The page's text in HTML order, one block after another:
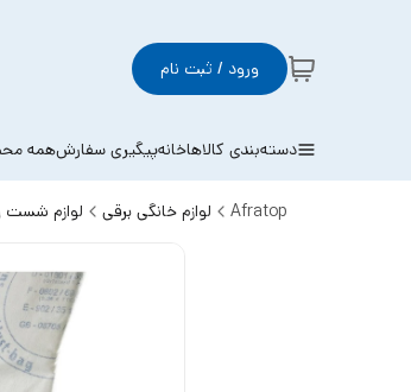
ورود / ثبت نام
دسته‌بندی کالاهاخانهپیگیری سفارشهمه
Afratop لوازم خانگی برقی لوازم